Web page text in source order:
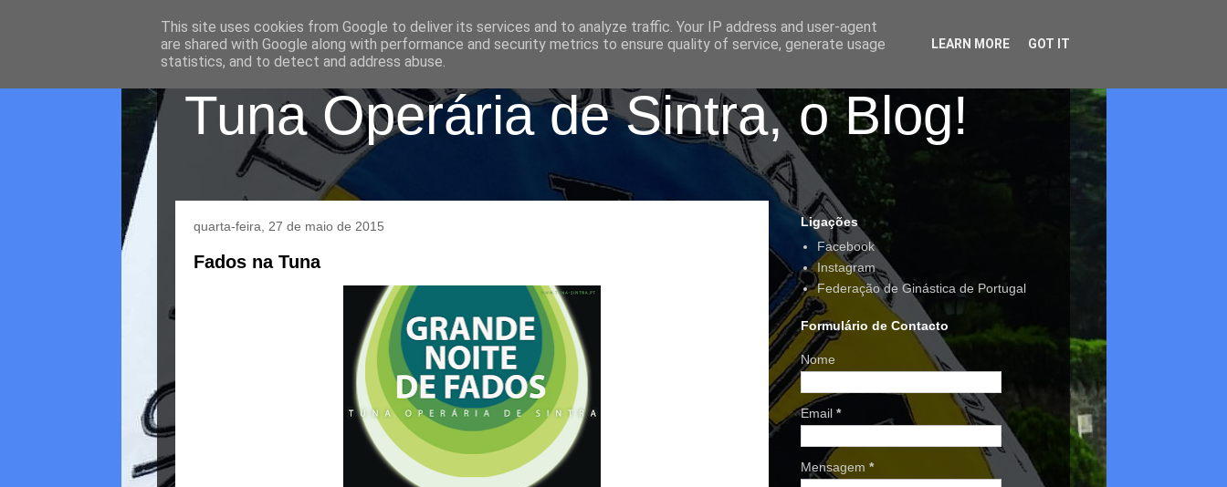
Tuna Operária de Sintra, o Blog!
quarta-feira, 27 de maio de 2015
Fados na Tuna
Ligações
Facebook
Instagram
Federação de Ginástica de Portugal
Formulário de Contacto
Nome
Email *
Mensagem *
This site uses cookies from Google to deliver its services and to analyze traffic. Your IP address and user-agent
are shared with Google along with performance and security metrics to ensure quality of service, generate usage
statistics, and to detect and address abuse.
LEARN MORE GOT IT